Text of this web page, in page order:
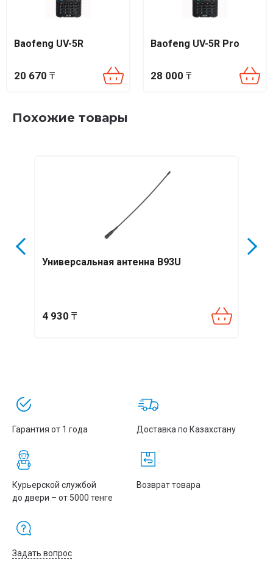
Baofeng UV-5R
20 670 ₸
Baofeng UV-5R Pro
28 000 ₸
Похожие товары
Универсальная антенна B93U
4 930 ₸
Гарантия от 1 года Доставка по Казахстану
Курьерской службой
до двери – от 5000 тенге
Возврат товара
Задать вопрос